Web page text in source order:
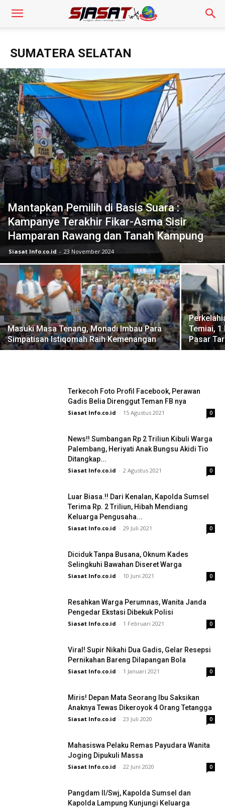
SUMATERA SELATAN
Mantapkan Pemilih di Basis Suara :
Kampanye Terakhir Fikar-Asma Sisir
Hamparan Rawang dan Tanah Kampung
Siasat Info.co.id - 23 November 2024
Masuki Masa Tenang, Monadi Imbau Para
Simpatisan Istiqomah Raih Kemenangan
Temiai, 1
Pasar
Terkecoh Foto Profil Facebook, Perawan
Gadis Belia Direnggut Teman FB nya
Siasat Info.co.id - 15 Agustus 2021 0
News!! Sumbangan Rp 2 Triliun Kibuli Warga
Palembang, Heriyati Anak Bungsu Akidi Tio
Ditangkap...
Siasat Info.co.id - 2 Agustus 2021 0
Luar Biasa.!! Dari Kenalan, Kapolda Sumsel
Terima Rp. 2 Triliun, Hibah Mendiang
Keluarga Pengusaha...
Siasat Info.co.id - 29 Juli 2021 0
Diciduk Tanpa Busana, Oknum Kades
Selingkuhi Bawahan Diseret Warga
Siasat Info.co.id - 10 Juni 2021 0
Resahkan Warga Perumnas, Wanita Janda
Pengedar Ekstasi Dibekuk Polisi
Siasat Info.co.id - 1 Februari 2021 0
Viral! Supir Nikahi Dua Gadis, Gelar Resepsi
Pernikahan Bareng Dilapangan Bola
Siasat Info.co.id - 1 Januari 2021 0
Miris! Depan Mata Seorang Ibu Saksikan
Anaknya Tewas Dikeroyok 4 Orang Tetangga
Siasat Info.co.id - 23 Juli 2020 0
Mahasiswa Pelaku Remas Payudara Wanita
Joging Dipukuli Massa
Siasat Info.co.id - 22 Juni 2020 0
Pangdam II/Swj, Kapolda Sumsel dan
Kapolda Lampung Kunjungi Keluarga